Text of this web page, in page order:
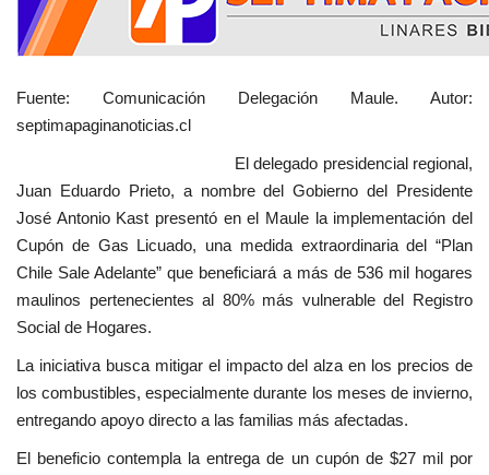
Fuente: Comunicación Delegación Maule. Autor:
septimapaginanoticias.cl
El delegado presidencial regional,
Juan Eduardo Prieto, a nombre del Gobierno del Presidente
José Antonio Kast presentó en el Maule la implementación del
Cupón de Gas Licuado, una medida extraordinaria del “Plan
Chile Sale Adelante” que beneficiará a más de 536 mil hogares
maulinos pertenecientes al 80% más vulnerable del Registro
Social de Hogares.
La iniciativa busca mitigar el impacto del alza en los precios de
los combustibles, especialmente durante los meses de invierno,
entregando apoyo directo a las familias más afectadas.
El beneficio contempla la entrega de un cupón de $27 mil por